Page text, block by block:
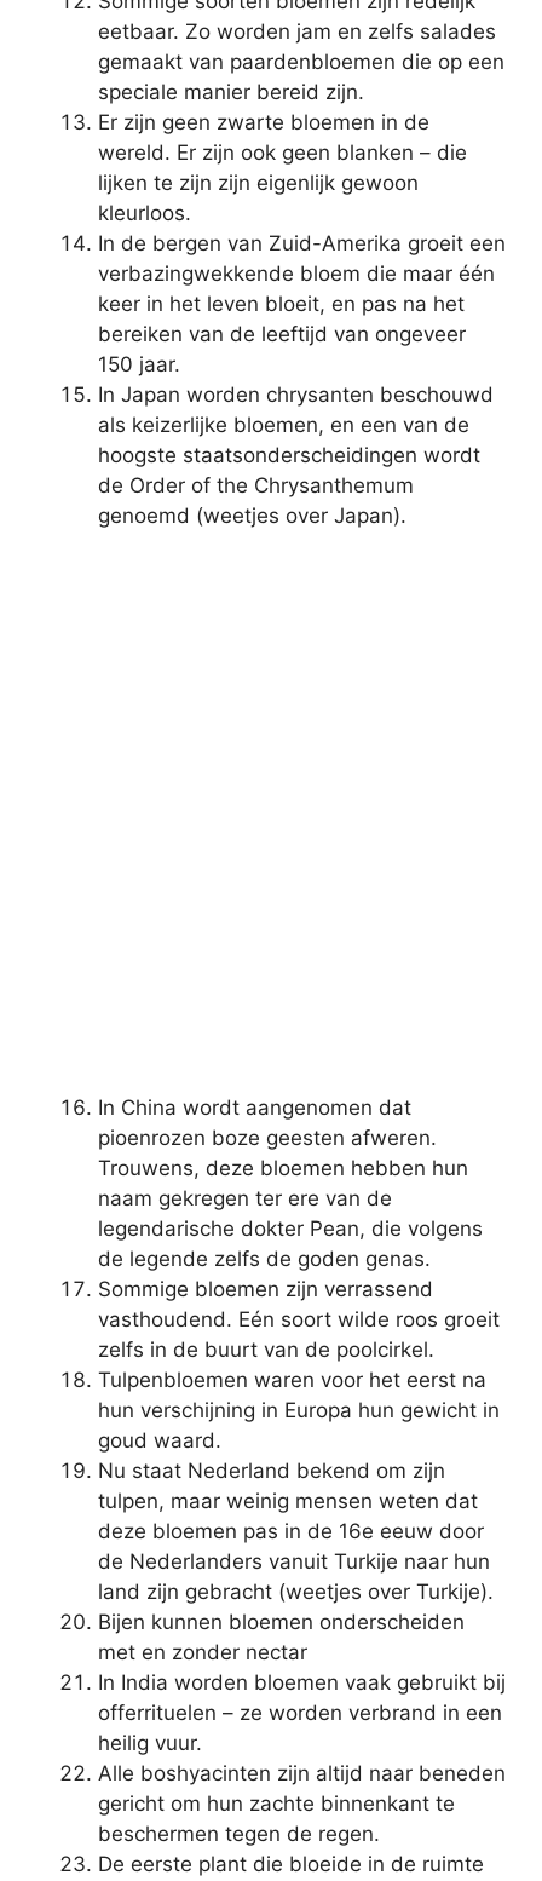
eetbaar. Zo worden jam en zelfs salades
gemaakt van paardenbloemen die op een
speciale manier bereid zijn.
Er zijn geen zwarte bloemen in de
wereld. Er zijn ook geen blanken – die
lijken te zijn zijn eigenlijk gewoon
kleurloos.
In de bergen van Zuid-Amerika groeit een
verbazingwekkende bloem die maar één
keer in het leven bloeit, en pas na het
bereiken van de leeftijd van ongeveer
150 jaar.
In Japan worden chrysanten beschouwd
als keizerlijke bloemen, en een van de
hoogste staatsonderscheidingen wordt
de Order of the Chrysanthemum
genoemd (weetjes over Japan).
In China wordt aangenomen dat
pioenrozen boze geesten afweren.
Trouwens, deze bloemen hebben hun
naam gekregen ter ere van de
legendarische dokter Pean, die volgens
de legende zelfs de goden genas.
Sommige bloemen zijn verrassend
vasthoudend. Eén soort wilde roos groeit
zelfs in de buurt van de poolcirkel.
Tulpenbloemen waren voor het eerst na
hun verschijning in Europa hun gewicht in
goud waard.
Nu staat Nederland bekend om zijn
tulpen, maar weinig mensen weten dat
deze bloemen pas in de 16e eeuw door
de Nederlanders vanuit Turkije naar hun
land zijn gebracht (weetjes over Turkije).
Bijen kunnen bloemen onderscheiden
met en zonder nectar
In India worden bloemen vaak gebruikt bij
offerrituelen – ze worden verbrand in een
heilig vuur.
Alle boshyacinten zijn altijd naar beneden
gericht om hun zachte binnenkant te
beschermen tegen de regen.
De eerste plant die bloeide in de ruimte